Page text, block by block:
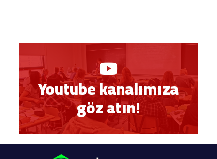
Youtube kanalımıza
göz atın!